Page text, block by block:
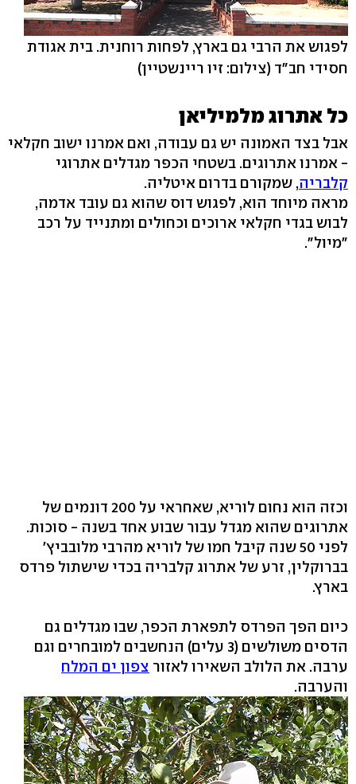
לפגוש את הרבי גם בארץ, לפחות רוחנית. בית אגודת
חסידי חב"ד (צילום: זיו ריינשטיין)
כל אתרוג מלמיליאן
אבל בצד האמונה יש גם עבודה, ואם אמרנו ישוב חקלאי
- אמרנו אתרוגים. בשטחי הכפר מגדלים אתרוגי
קלבריה, שמקורם בדרום איטליה.
מראה מיוחד הוא, לפגוש דוס שהוא גם עובד אדמה,
לבוש בגדי חקלאי ארוכים וכחולים ומתנייד על רכב
"מיול".
וכזה הוא נחום לוריא, שאחראי על 200 דונמים של
אתרוגים שהוא מגדל עבור שבוע אחד בשנה - סוכות.
לפני 50 שנה קיבל חמו של לוריא מהרבי מלובביץ'
בברוקלין, זרע של אתרוג קלבריה בכדי שישתול פרדס
בארץ.
כיום הפך הפרדס לתפארת הכפר, שבו מגדלים גם
הדסים משולשים (3 עלים) הנחשבים למובחרים וגם
ערבה. את הלולב השאירו לאזור צפון ים המלח
והערבה.